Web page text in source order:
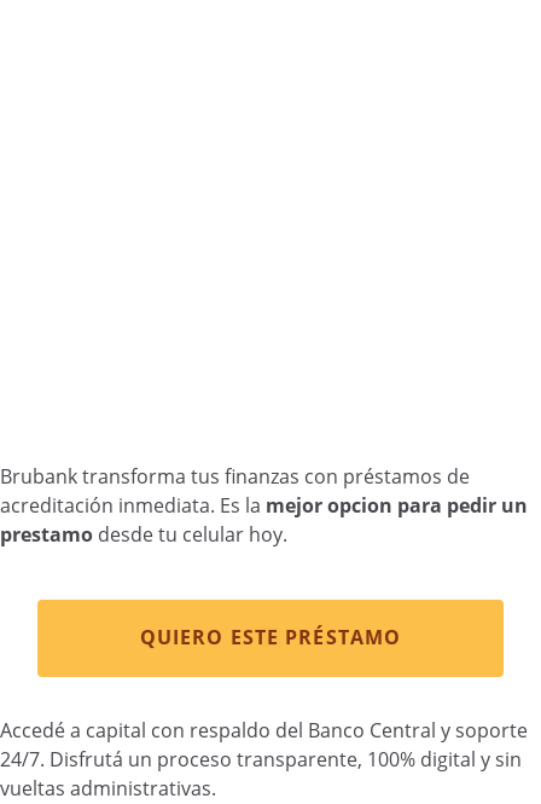
Brubank transforma tus finanzas con préstamos de
acreditación inmediata. Es la mejor opcion para pedir un
prestamo desde tu celular hoy.
QUIERO ESTE PRÉSTAMO
Accedé a capital con respaldo del Banco Central y soporte
24/7. Disfrutá un proceso transparente, 100% digital y sin
vueltas administrativas.